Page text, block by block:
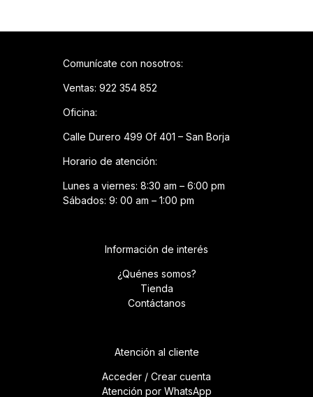
Comunícate con nosotros:
Ventas: 922 354 852
Oficina:
Calle Durero 499 Of 401 – San Borja
Horario de atención:
Lunes a viernes: 8:30 am – 6:00 pm
Sábados: 9: 00 am – 1:00 pm
Información de interés
¿Quénes somos?
Tienda
Contáctanos
Atención al cliente
Acceder / Crear cuenta
Atención por WhatsApp